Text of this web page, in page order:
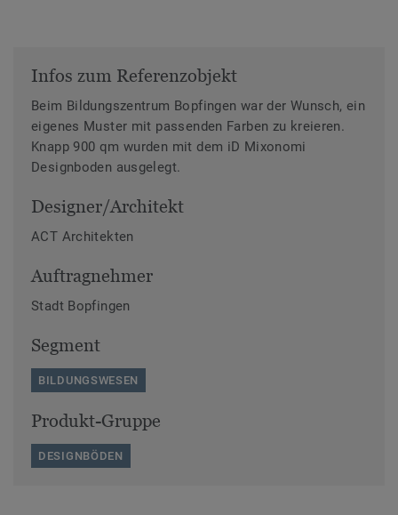
Infos zum Referenzobjekt
Beim Bildungszentrum Bopfingen war der Wunsch, ein
eigenes Muster mit passenden Farben zu kreieren.
Knapp 900 qm wurden mit dem iD Mixonomi
Designboden ausgelegt.
Designer/Architekt
ACT Architekten
Auftragnehmer
Stadt Bopfingen
Segment
BILDUNGSWESEN
Produkt-Gruppe
DESIGNBÖDEN